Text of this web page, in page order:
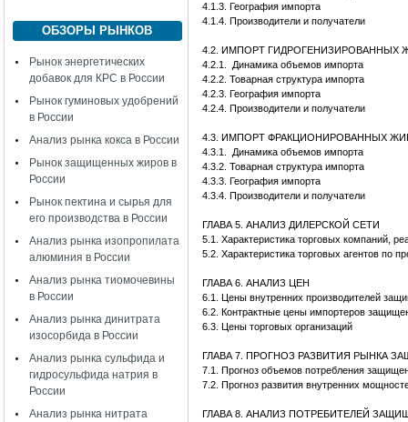
ОБЗОРЫ РЫНКОВ
Рынок энергетических
добавок для КРС в России
Рынок гуминовых удобрений
в России
Анализ рынка кокса в России
Рынок защищенных жиров в
России
Рынок пектина и сырья для
его производства в России
Анализ рынка изопропилата
алюминия в России
Анализ рынка тиомочевины
в России
Анализ рынка динитрата
изосорбида в России
Анализ рынка сульфида и
гидросульфида натрия в
России
Анализ рынка нитрата
4.1.3. География импорта
4.1.4. Производители и получатели
4.2. ИМПОРТ ГИДРОГЕНИЗИРОВАННЫХ
4.2.1. Динамика объемов импорта
4.2.2. Товарная структура импорта
4.2.3. География импорта
4.2.4. Производители и получатели
4.3. ИМПОРТ ФРАКЦИОНИРОВАННЫХ
4.3.1. Динамика объемов импорта
4.3.2. Товарная структура импорта
4.3.3. География импорта
4.3.4. Производители и получатели
ГЛАВА 5. АНАЛИЗ ДИЛЕРСКОЙ СЕТИ
5.1. Характеристика торговых компаний,
5.2. Характеристика торговых агентов по
ГЛАВА 6. АНАЛИЗ ЦЕН
6.1. Цены внутренних производителей
6.2. Контрактные цены импортеров
6.3. Цены торговых организаций
ГЛАВА 7. ПРОГНОЗ РАЗВИТИЯ РЫНКА
7.1. Прогноз объемов потребления
7.2. Прогноз развития внутренних
ГЛАВА 8. АНАЛИЗ ПОТРЕБИТЕЛЕЙ